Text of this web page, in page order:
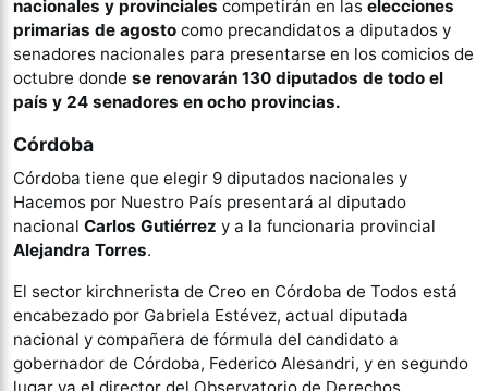
nacionales y provinciales competirán en las elecciones
primarias de agosto como precandidatos a diputados y
senadores nacionales para presentarse en los comicios de
octubre donde se renovarán 130 diputados de todo el
país y 24 senadores en ocho provincias.
Córdoba
Córdoba tiene que elegir 9 diputados nacionales y
Hacemos por Nuestro País presentará al diputado
nacional Carlos Gutiérrez y a la funcionaria provincial
Alejandra Torres.
El sector kirchnerista de Creo en Córdoba de Todos está
encabezado por Gabriela Estévez, actual diputada
nacional y compañera de fórmula del candidato a
gobernador de Córdoba, Federico Alesandri, y en segundo